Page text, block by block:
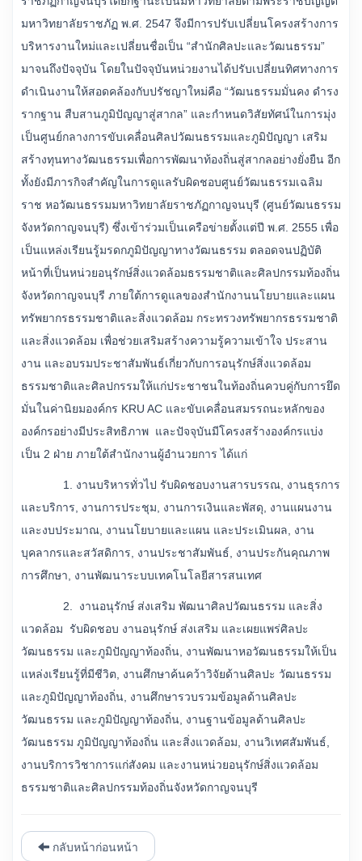
มหาวิทยาลัยราชภัฏ พ.ศ. 2547 จึงมีการปรับเปลี่ยนโครงสร้างการ
บริหารงานใหม่และเปลี่ยนชื่อเป็น “สำนักศิลปะและวัฒนธรรม”
มาจนถึงปัจจุบัน โดยในปัจจุบันหน่วยงานได้ปรับเปลี่ยนทิศทางการ
ดำเนินงานให้สอดคล้องกับปรัชญาใหม่คือ “วัฒนธรรมมั่นคง ดำรง
รากฐาน สืบสานภูมิปัญญาสู่สากล” และกำหนดวิสัยทัศน์ในการมุ่ง
เป็นศูนย์กลางการขับเคลื่อนศิลปวัฒนธรรมและภูมิปัญญา เสริม
สร้างทุนทางวัฒนธรรมเพื่อการพัฒนาท้องถิ่นสู่สากลอย่างยั่งยืน อีก
ทั้งยังมีภารกิจสำคัญในการดูแลรับผิดชอบศูนย์วัฒนธรรมเฉลิม
ราช หอวัฒนธรรมมหาวิทยาลัยราชภัฏกาญจนบุรี (ศูนย์วัฒนธรรม
จังหวัดกาญจนบุรี) ซึ่งเข้าร่วมเป็นเครือข่ายตั้งแต่ปี พ.ศ. 2555 เพื่อ
เป็นแหล่งเรียนรู้มรดกภูมิปัญญาทางวัฒนธรรม ตลอดจนปฏิบัติ
หน้าที่เป็นหน่วยอนุรักษ์สิ่งแวดล้อมธรรมชาติและศิลปกรรมท้องถิ่น
จังหวัดกาญจนบุรี ภายใต้การดูแลของสำนักงานนโยบายและแผน
ทรัพยากรธรรมชาติและสิ่งแวดล้อม กระทรวงทรัพยากรธรรมชาติ
และสิ่งแวดล้อม เพื่อช่วยเสริมสร้างความรู้ความเข้าใจ ประสาน
งาน และอบรมประชาสัมพันธ์เกี่ยวกับการอนุรักษ์สิ่งแวดล้อม
ธรรมชาติและศิลปกรรมให้แก่ประชาชนในท้องถิ่นควบคู่กับการยึด
มั่นในค่านิยมองค์กร KRU AC และขับเคลื่อนสมรรถนะหลักของ
องค์กรอย่างมีประสิทธิภาพ และปัจจุบันมีโครงสร้างองค์กรแบ่ง
เป็น 2 ฝ่าย ภายใต้สำนักงานผู้อำนวยการ ได้แก่
1. งานบริหารทั่วไป รับผิดชอบงานสารบรรณ, งานธุรการ
และบริการ, งานการประชุม, งานการเงินและพัสดุ, งานแผนงาน
และงบประมาณ, งานนโยบายและแผน และประเมินผล, งาน
บุคลากรและสวัสดิการ, งานประชาสัมพันธ์, งานประกันคุณภาพ
การศึกษา, งานพัฒนาระบบเทคโนโลยีสารสนเทศ
2. งานอนุรักษ์ ส่งเสริม พัฒนาศิลปวัฒนธรรม และสิ่ง
แวดล้อม รับผิดชอบ งานอนุรักษ์ ส่งเสริม และเผยแพร่ศิลปะ
วัฒนธรรม และภูมิปัญญาท้องถิ่น, งานพัฒนาหอวัฒนธรรมให้เป็น
แหล่งเรียนรู้ที่มีชีวิต, งานศึกษาค้นคว้าวิจัยด้านศิลปะ วัฒนธรรม
และภูมิปัญญาท้องถิ่น, งานศึกษารวบรวมข้อมูลด้านศิลปะ
วัฒนธรรม และภูมิปัญญาท้องถิ่น, งานฐานข้อมูลด้านศิลปะ
วัฒนธรรม ภูมิปัญญาท้องถิ่น และสิ่งแวดล้อม, งานวิเทศสัมพันธ์,
งานบริการวิชาการแก่สังคม และงานหน่วยอนุรักษ์สิ่งแวดล้อม
ธรรมชาติและศิลปกรรมท้องถิ่นจังหวัดกาญจนบุรี
กลับหน้าก่อนหน้า